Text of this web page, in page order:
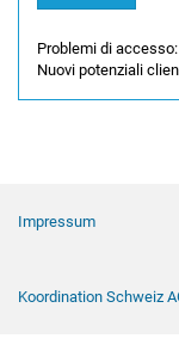
Problemi di accesso:
Nuovi potenziali
Impressum
Koordination Schweiz